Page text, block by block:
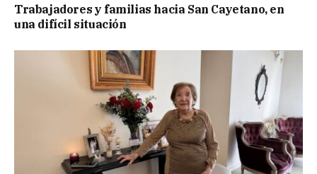
Trabajadores y familias hacia San Cayetano, en
una difícil situación